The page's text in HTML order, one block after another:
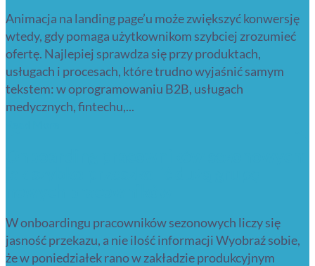
Animacja na landing page’u może zwiększyć konwersję
wtedy, gdy pomaga użytkownikom szybciej zrozumieć
ofertę. Najlepiej sprawdza się przy produktach,
usługach i procesach, które trudno wyjaśnić samym
tekstem: w oprogramowaniu B2B, usługach
medycznych, fintechu,...
W onboardingu pracowników sezonowych liczy się
jasność przekazu, a nie ilość informacji Wyobraź sobie,
że w poniedziałek rano w zakładzie produkcyjnym